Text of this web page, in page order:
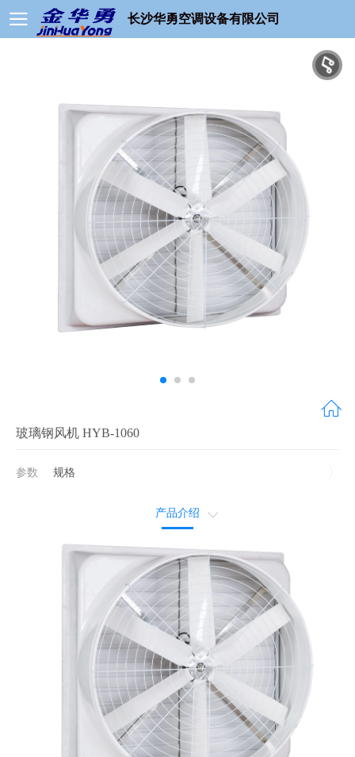
长沙华勇空调设备有限公司
玻璃钢风机 HYB-1060
参数 规格
产品介绍